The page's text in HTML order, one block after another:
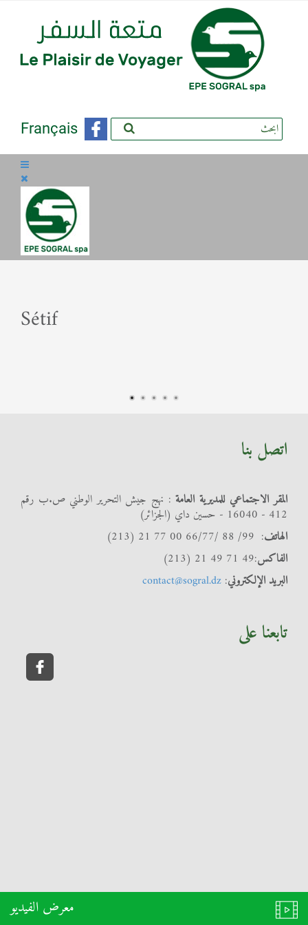
Français
Sétif
اتصل بنا
المقر الاجتماعي للمديرية العامة : نهج جيش التحرير الوطني ص.ب رقم
412 - 16040 - حسين داي (الجزائر)
الهاتف: 99/ 88 /66/77 00 77 21 (213)
الفاكس:49 71 49 21 (213)
البريد الإلكتروني:
contact@sogral.dz
تابعنا على
معرض الفيديو